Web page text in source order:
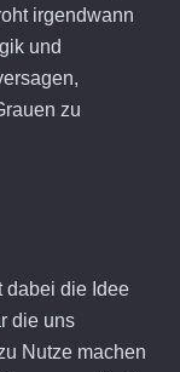
irgendwann
und
zu
dabei die Idee
die uns
Nutze machen